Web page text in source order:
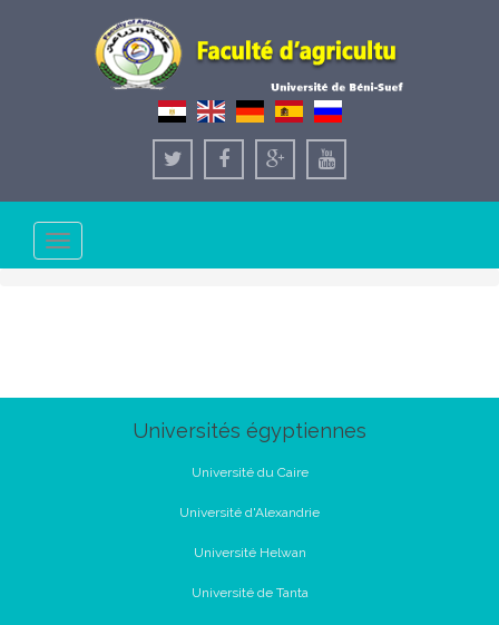
Toggle
navigation
Universités égyptiennes
Université du Caire
Université d'Alexandrie
Université Helwan
Université de Tanta